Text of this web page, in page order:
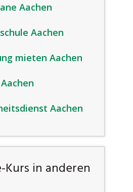
Aachen
Aachen
mieten Aachen
Aachen
Kurs in anderen